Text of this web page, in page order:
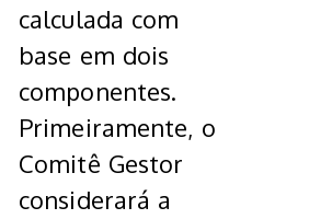
calculada com
base em dois
componentes.
Primeiramente, o
Comitê Gestor
considerará a